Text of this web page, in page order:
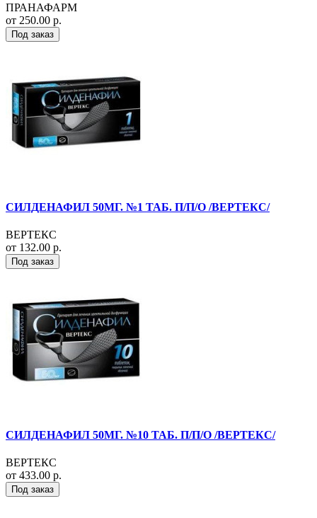
ПРАНАФАРМ
от 250.00 р.
Под заказ
СИЛДЕНАФИЛ 50МГ. №1 ТАБ. П/П/О /ВЕРТЕКС/
ВЕРТЕКС
от 132.00 р.
Под заказ
СИЛДЕНАФИЛ 50МГ. №10 ТАБ. П/П/О /ВЕРТЕКС/
ВЕРТЕКС
от 433.00 р.
Под заказ